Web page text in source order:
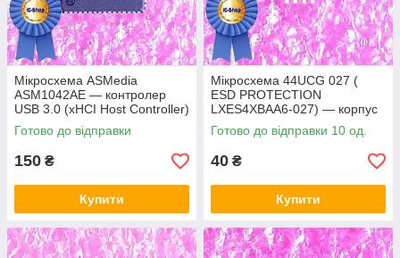
Мікросхема ASMedia
ASM1042AE — контролер
USB 3.0 (xHCI Host Controller)
Готово до відправки
150 ₴
Купити
Мікросхема 44UCG 027 (
ESD PROTECTION
LXES4XBAA6-027) — корпус
msop8
Готово до відправки 10 од.
40 ₴
Купити